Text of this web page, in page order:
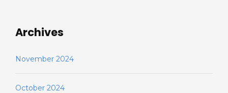
Archives
November 2024
October 2024